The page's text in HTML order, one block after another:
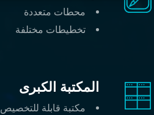
محطات متعددة
تخطيطات مختلفة
المكتبة الكبرى
مكتبة قابلة للتخصيص